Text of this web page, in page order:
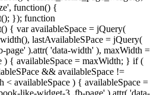
function() {
}); function
{ var availableSpace = jQuery(
lastAvailableSPace = jQuery(
page' ).attr( 'data-width' ), maxWidth =
) { availableSpace = maxWidth; } if (
&& availableSpace !=
availableSpace ) { availableSpace =